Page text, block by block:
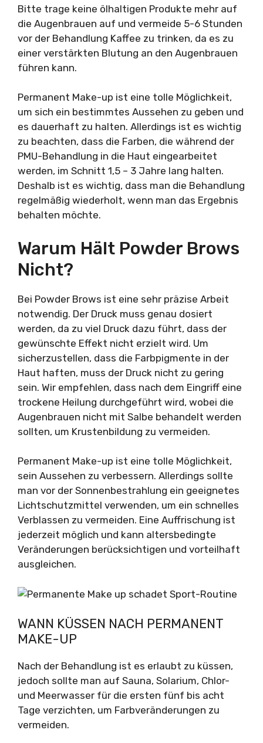
Bitte trage keine ölhaltigen Produkte mehr auf
die Augenbrauen auf und vermeide 5-6 Stunden
vor der Behandlung Kaffee zu trinken, da es zu
einer verstärkten Blutung an den Augenbrauen
führen kann.
Permanent Make-up ist eine tolle Möglichkeit,
um sich ein bestimmtes Aussehen zu geben und
es dauerhaft zu halten. Allerdings ist es wichtig
zu beachten, dass die Farben, die während der
PMU-Behandlung in die Haut eingearbeitet
werden, im Schnitt 1,5 – 3 Jahre lang halten.
Deshalb ist es wichtig, dass man die Behandlung
regelmäßig wiederholt, wenn man das Ergebnis
behalten möchte.
Warum Hält Powder Brows
Nicht?
Bei Powder Brows ist eine sehr präzise Arbeit
notwendig. Der Druck muss genau dosiert
werden, da zu viel Druck dazu führt, dass der
gewünschte Effekt nicht erzielt wird. Um
sicherzustellen, dass die Farbpigmente in der
Haut haften, muss der Druck nicht zu gering
sein. Wir empfehlen, dass nach dem Eingriff eine
trockene Heilung durchgeführt wird, wobei die
Augenbrauen nicht mit Salbe behandelt werden
sollten, um Krustenbildung zu vermeiden.
Permanent Make-up ist eine tolle Möglichkeit,
sein Aussehen zu verbessern. Allerdings sollte
man vor der Sonnenbestrahlung ein geeignetes
Lichtschutzmittel verwenden, um ein schnelles
Verblassen zu vermeiden. Eine Auffrischung ist
jederzeit möglich und kann altersbedingte
Veränderungen berücksichtigen und vorteilhaft
ausgleichen.
WANN KÜSSEN NACH PERMANENT
MAKE-UP
Nach der Behandlung ist es erlaubt zu küssen,
jedoch sollte man auf Sauna, Solarium, Chlor-
und Meerwasser für die ersten fünf bis acht
Tage verzichten, um Farbveränderungen zu
vermeiden.